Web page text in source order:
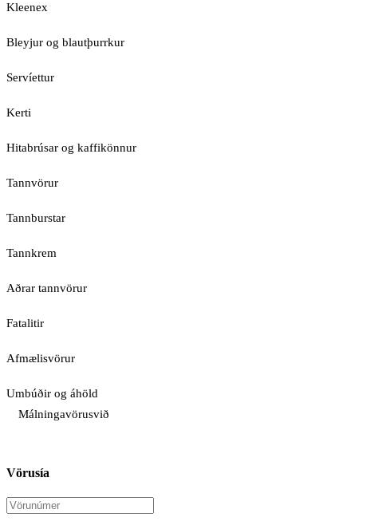
Kleenex
Bleyjur og blautþurrkur
Servíettur
Kerti
Hitabrúsar og kaffikönnur
Tannvörur
Tannburstar
Tannkrem
Aðrar tannvörur
Fatalitir
Afmælisvörur
Umbúðir og áhöld
Málningavörusvið
Vörusía